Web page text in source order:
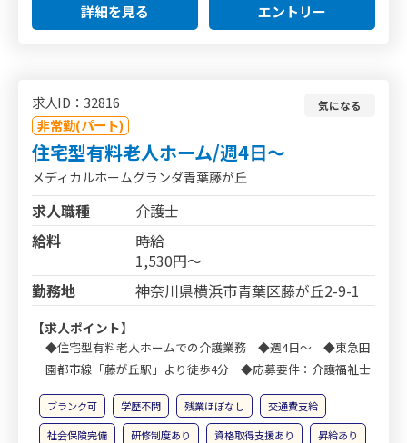
詳細を見る エントリー
求人ID：32816
非常勤(パート)
気になる
住宅型有料老人ホーム/週4日～
メディカルホームグランダ青葉藤が丘
求人職種
介護士
給料
時給
1,530円～
勤務地
神奈川県横浜市青葉区藤が丘2-9-1
【求人ポイント】
◆住宅型有料老人ホームでの介護業務 ◆週4日～ ◆東急田
園都市線「藤が丘駅」より徒歩4分 ◆応募要件：介護福祉士
ブランク可 学歴不問 残業ほぼなし
交通費支給
社会保険完備
研修制度あり 資格取得支援あり
昇給あり